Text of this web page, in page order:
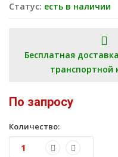
Статус: есть в наличии
Бесплатная
транспортной
По запросу
Количество: